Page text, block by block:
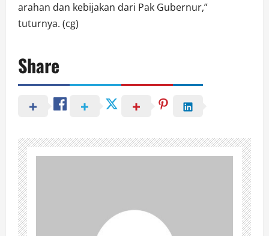
arahan dan kebijakan dari Pak Gubernur,”
tuturnya. (cg)
Share